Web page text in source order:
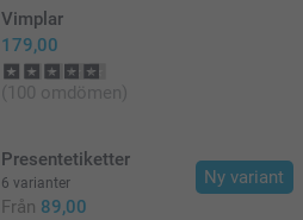
Vimplar
179,00
(100 omdömen)
Ny variant
Presentetiketter
6 varianter
Från 89,00